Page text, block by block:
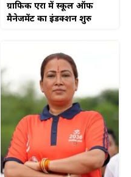
ग्राफिक एरा में स्कूल ऑफ
मैनेजमेंट का इंडक्शन शुरु